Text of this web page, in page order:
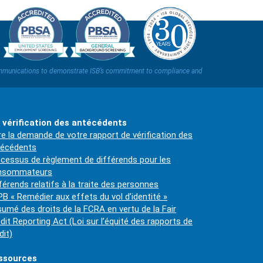
to demonstrate ISB’s commitment to compliance and
vérification des antécédents
la demande de votre rapport de vérification des
de règlement de différends pour les
relatifs à la traite des personnes
« Remédier aux effets du vol d’identité »
des droits de la FCRA en vertu de la Fair
Reporting Act (Loi sur l’équité des rapports de